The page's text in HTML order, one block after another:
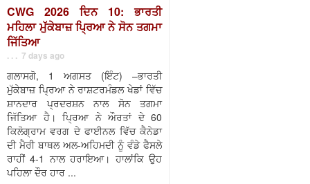
CWG 2026 ਦਿਨ 10: ਭਾਰਤੀ
ਮਹਿਲਾ ਮੁੱਕੇਬਾਜ਼ ਪ੍ਰਿਆ ਨੇ ਸੋਨ ਤਗਮਾ
ਜਿੱਤਿਆ
. . . 7 days ago
ਗਲਾਸਗੋ, 1 ਅਗਸਤ (ਇੰਟ) –ਭਾਰਤੀ
ਮੁੱਕੇਬਾਜ਼ ਪ੍ਰਿਆ ਨੇ ਰਾਸ਼ਟਰਮੰਡਲ ਖੇਡਾਂ ਵਿੱਚ
ਸ਼ਾਨਦਾਰ ਪ੍ਰਦਰਸ਼ਨ ਨਾਲ ਸੋਨ ਤਗਮਾ
ਜਿੱਤਿਆ ਹੈ। ਪ੍ਰਿਆ ਨੇ ਔਰਤਾਂ ਦੇ 60
ਕਿਲੋਗ੍ਰਾਮ ਵਰਗ ਦੇ ਫਾਈਨਲ ਵਿੱਚ ਕੈਨੇਡਾ
ਦੀ ਮੈਰੀ ਬਾਥਲ ਅਲ-ਅਹਿਮਦੀ ਨੂੰ ਵੰਡੇ ਫੈਸਲੇ
ਰਾਹੀਂ 4-1 ਨਾਲ ਹਰਾਇਆ। ਹਾਲਾਂਕਿ ਉਹ
ਪਹਿਲਾ ਦੌਰ ਹਾਰ ...